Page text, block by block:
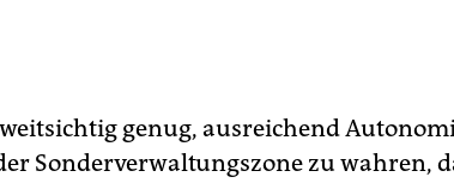
genug, ausreichend
Sonderverwaltungszone zu wahren,